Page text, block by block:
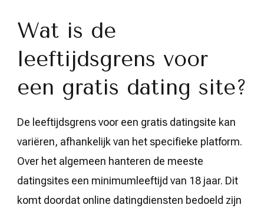
Wat is de
leeftijdsgrens voor
een gratis dating site?
De leeftijdsgrens voor een gratis datingsite kan
variëren, afhankelijk van het specifieke platform.
Over het algemeen hanteren de meeste
datingsites een minimumleeftijd van 18 jaar. Dit
komt doordat online datingdiensten bedoeld zijn